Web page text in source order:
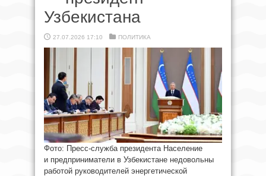
Узбекистана
27.07.2026 17:10 ПОЛИТИКА
Фото: Пресс-служба президента Население
и предприниматели в Узбекистане недовольны
работой руководителей энергетической